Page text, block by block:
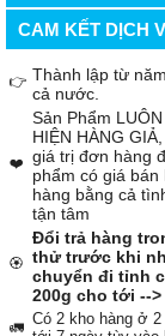
CAM KẾT DỊCH
👉 Thành lập từ
cả nước.
❤️
Sản Phẩm
HIỆN HÀNG
giá trị đơn hàng
phẩm có giá
hàng bằng cả
tận tâm
🏵️
Đổi trả hàng
thử trước khi
chuyển đi tỉnh
200g cho tới --
🚛 Có 2 kho hàng ở